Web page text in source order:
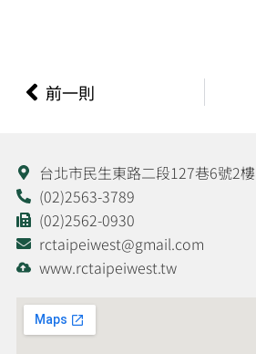
上一頁
前一則
台北市民生東路二段127巷6號2樓
(02)2563-3789
(02)2562-0930
rctaipeiwest@gmail.com
www.rctaipeiwest.tw